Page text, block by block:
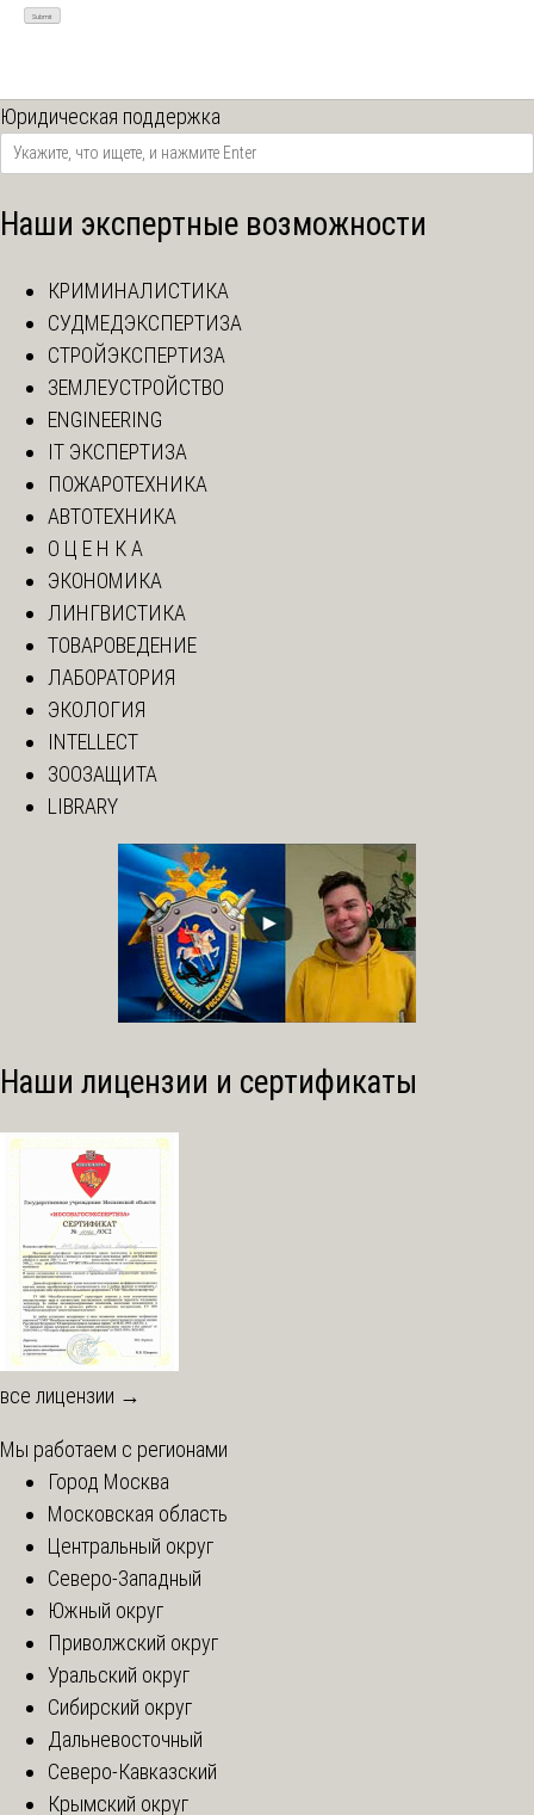
Юридическая поддержка
Наши экспертные возможности
КРИМИНАЛИСТИКА
СУДМЕДЭКСПЕРТИЗА
СТРОЙЭКСПЕРТИЗА
ЗЕМЛЕУСТРОЙСТВО
ENGINEERING
IT ЭКСПЕРТИЗА
ПОЖАРОТЕХНИКА
АВТОТЕХНИКА
О Ц Е Н К А
ЭКОНОМИКА
ЛИНГВИСТИКА
ТОВАРОВЕДЕНИЕ
ЛАБОРАТОРИЯ
ЭКОЛОГИЯ
INTELLECT
ЗООЗАЩИТА
LIBRARY
Наши лицензии и сертификаты
все лицензии →
Мы работаем с регионами
Город Москва
Московская область
Центральный округ
Северо-Западный
Южный округ
Приволжский округ
Уральский округ
Сибирский округ
Дальневосточный
Северо-Кавказский
Крымский округ